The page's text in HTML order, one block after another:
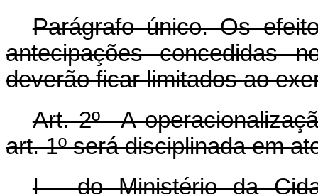
Parágrafo único. Os
antecipações
deverão ficar limitados ao
Art. 2º A
art. 1º será disciplinada em
I - do Ministério da